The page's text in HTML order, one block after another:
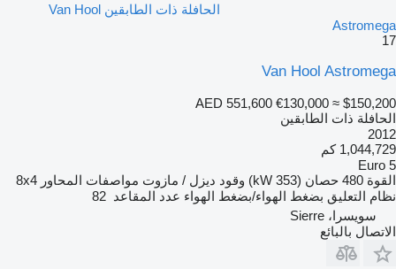
الحافلة ذات الطابقين Van Hool
Astromega
17
Van Hool Astromega
AED 551,600 €130,000 ≈ $150,200
الحافلة ذات الطابقين
2012
1,044,729 كم
Euro 5
القوة 480 حصان (353 kW) وقود ديزل / مازوت مواصفات المحاور 8x4
نظام التعليق بضغط الهواء/بضغط الهواء عدد المقاعد 82
سويسرا، Sierre
الاتصال بالبائع